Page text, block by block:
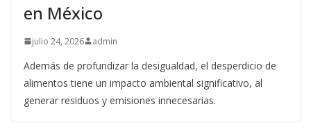
en México
julio 24, 2026 admin
Además de profundizar la desigualdad, el desperdicio de
alimentos tiene un impacto ambiental significativo, al
generar residuos y emisiones innecesarias.